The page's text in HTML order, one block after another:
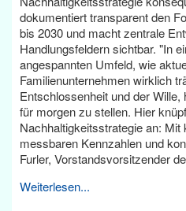
dokumentiert transparent den
bis 2030 und macht zentrale
Handlungsfeldern sichtbar. "In
angespannten Umfeld, wie
Familienunternehmen wirklich
Entschlossenheit und der
für morgen zu stellen. Hier
Nachhaltigkeitsstrategie an: Mit
messbaren Kennzahlen und
Furler, Vorstandsvorsitzender
Weiterlesen...